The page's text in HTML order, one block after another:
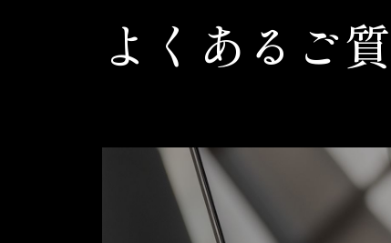
沿
よくあるご